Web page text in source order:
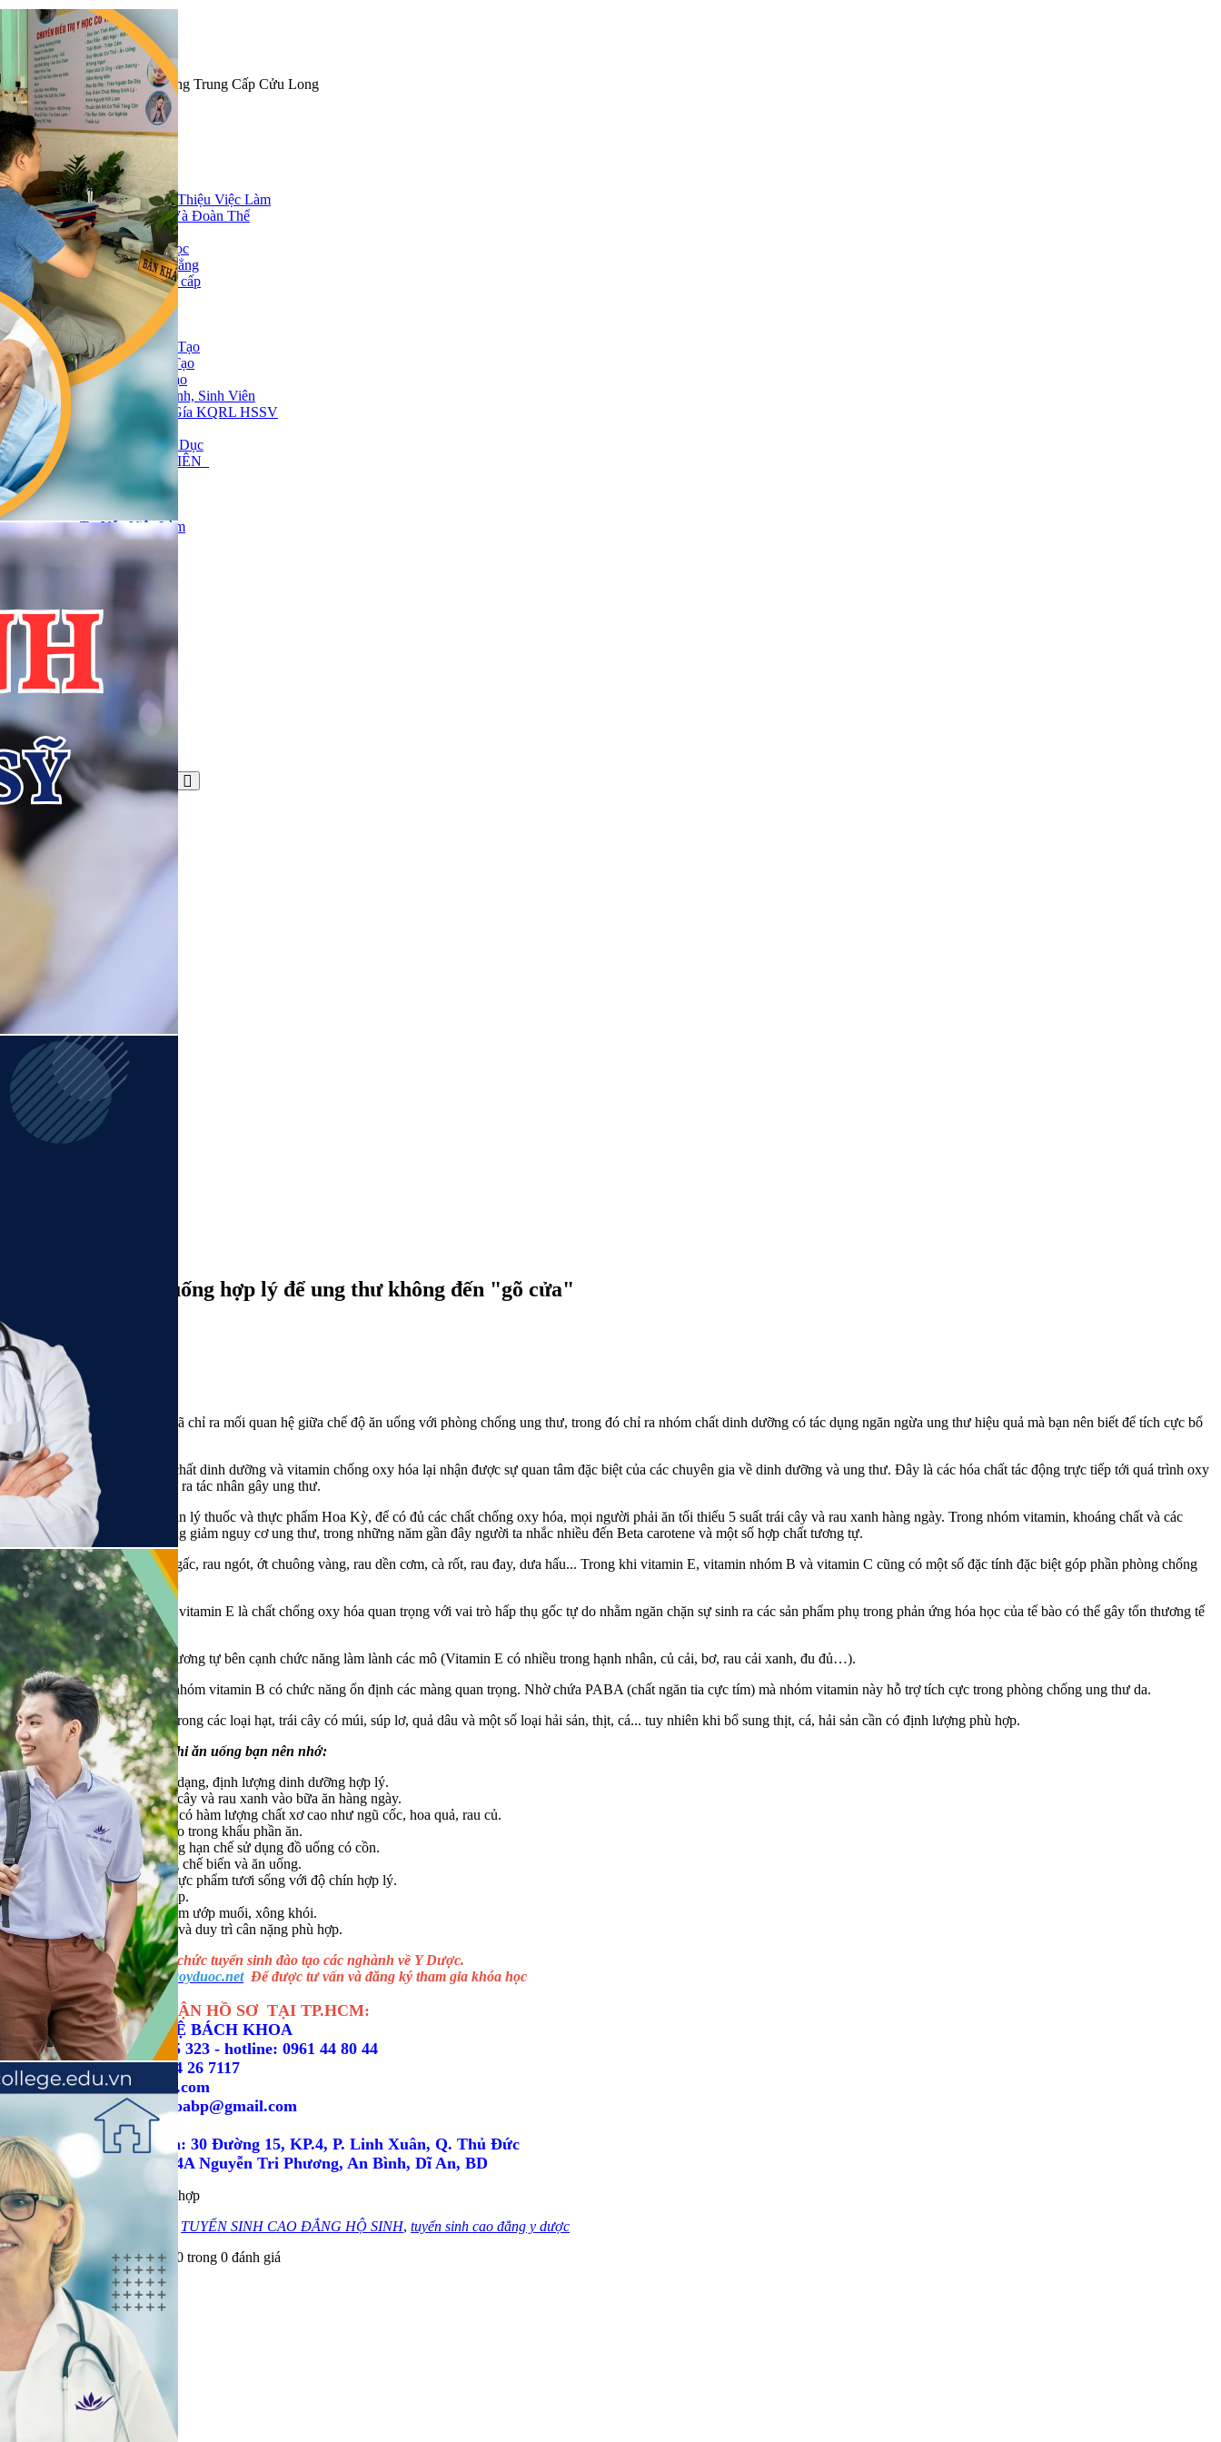
Trường Trung Cấp Cửu Long
Trang nhất
GIỚI THIỆU
Thông tin chung
Sơ Đồ Tổ Chức
Trung Tâm Giới Thiệu Việc Làm
Tổ Chức Đảng Và Đoàn Thể
TUYỂN SINH
Tuyển sinh đại học
Tuyển sinh cao đẳng
Tuyển sinh trung cấp
Lớp sơ cấp
Lớp ngắn hạn
ĐÀO TẠO
Các Ngành Đào Tạo
Quy Trình Đào Tạo
Quy Chế Đào Tạo
Quy Chế Học Sinh, Sinh Viên
Quy Chế Đánh Gía KQRL HSSV
Hồ Sơ Pháp Lý
Công Khai Giáo Dục
THÔNG TIN SINH VIÊN
Thông Báo
Thời Khóa Biểu
Biểu Mẫu
Tư Vấn Việc Làm
TIN TỨC
Trang nhất
Tin tức
Tin công nghệ
10 nguyên tắc ăn uống hợp lý để ung thư không đến "gõ cửa"
Thứ hai - 29/08/2022 21:54
Nhiều nghiên cứu khoa học đã chỉ ra mối quan hệ giữa chế độ ăn uống với phòng chống ung thư, trong đó chỉ ra nhóm chất dinh dưỡng có tác dụng ngăn ngừa ung thư hiệu quả mà bạn nên biết để tích cực bổ
sung vào thực đơn gia đình
Không phải ngẫu nhiên, các chất dinh dưỡng và vitamin chống oxy hóa lại nhận được sự quan tâm đặc biệt của các chuyên gia về dinh dưỡng và ung thư. Đây là các hóa chất tác động trực tiếp tới quá trình oxy
hóa – một quá trình có thể tạo ra tác nhân gây ung thư.
Theo định lượng của Cục quản lý thuốc và thực phẩm Hoa Kỳ, để có đủ các chất chống oxy hóa, mọi người phải ăn tối thiểu 5 suất trái cây và rau xanh hàng ngày. Trong nhóm vitamin, khoáng chất và các
nguyên tố vi lượng có tác dụng giảm nguy cơ ung thư, trong những năm gần đây người ta nhắc nhiều đến Beta carotene và một số hợp chất tương tự.
Beta carotene có nhiều trong gấc, rau ngót, ớt chuông vàng, rau dền cơm, cà rốt, rau đay, dưa hấu... Trong khi vitamin E, vitamin nhóm B và vitamin C cũng có một số đặc tính đặc biệt góp phần phòng chống
nhiều bệnh ung thư.
Giới chuyên môn chỉ ra rằng, vitamin E là chất chống oxy hóa quan trọng với vai trò hấp thụ gốc tự do nhằm ngăn chặn sự sinh ra các sản phẩm phụ trong phản ứng hóa học của tế bào có thể gây tổn thương tế
bào.
Vitamin C cũng có tác dụng tương tự bên cạnh chức năng làm lành các mô (Vitamin E có nhiều trong hạnh nhân, củ cải, bơ, rau cải xanh, đu đủ…).
Trong khi đó, các chất trong nhóm vitamin B có chức năng ổn định các màng quan trọng. Nhờ chứa PABA (chất ngăn tia cực tím) mà nhóm vitamin này hỗ trợ tích cực trong phòng chống ung thư da.
Vitamin nhóm B chứa nhiều trong các loại hạt, trái cây có múi, súp lơ, quả dâu và một số loại hải sản, thịt, cá... tuy nhiên khi bổ sung thịt, cá, hải sản cần có định lượng phù hợp.
Dưới đây là 10 nguyên tắc khi ăn uống bạn nên nhớ:
Xây dựng thực đơn đa dạng, định lượng dinh dưỡng hợp lý.
Bổ sung nhiều loại trái cây và rau xanh vào bữa ăn hàng ngày.
Tăng lượng thực phẩm có hàm lượng chất xơ cao như ngũ cốc, hoa quả, rau củ.
Cắt giảm lượng chất béo trong khẩu phần ăn.
Uống nhiều nước nhưng hạn chế sử dụng đồ uống có cồn.
Giảm lượng muối trong chế biến và ăn uống.
Nên ưu tiên chế biến thực phẩm tươi sống với độ chín hợp lý.
Hạn chế đồ ăn đóng hộp.
Hạn chế dùng thực phẩm ướp muối, xông khói.
Nên tích cực vận động và duy trì cân nặng phù hợp.
Daotaoyduoc.net Chuyên tổ chức tuyển sinh đào tạo các nghành về Y Dược.
Tham khảo trang web Daotaoyduoc.net Để được tư vấn và đăng ký tham gia khóa học
VĂN PHÒNG TIẾP NHẬN HỒ SƠ TẠI TP.HCM:
TRƯỜNG CÔNG NGHỆ BÁCH KHOA
Điện Thoại: (028) 66 525 323 - hotline: 0961 44 80 44
Zalo: 0961 448044 - 0974 26 7117
Web:trungcapbachkhoa.com
Email: trungcapbachkhoabp@gmail.com
1. VP. TP Hồ Chí Minh: 30 Đường 15, KP.4, P. Linh Xuân, Q. Thủ Đức
2. VP. Bình Dương: 504A Nguyễn Tri Phương, An Bình, Dĩ An, BD
Tác giả bài viết:
tin tức tổng hợp
Tags:tuyển sinh ngắn hạn TUYỂN SINH CAO ĐẲNG HỘ SINH, tuyển sinh cao đẳng y dược
Tổng số điểm của bài viết là: 0 trong 0 đánh giá
Click để đánh giá bài viết